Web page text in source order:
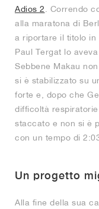
Adios 2 . Correndo
alla maratona di
a riportare il titolo in
Paul Tergat lo
Sebbene Makau
si è stabilizzato su
forte e, dopo che
difficoltà
staccato e non si è
con un tempo di
Un progetto
Alla fine della sua